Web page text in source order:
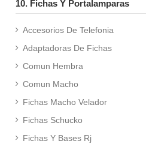
10. Fichas Y Portalamparas
Accesorios De Telefonia
Adaptadoras De Fichas
Comun Hembra
Comun Macho
Fichas Macho Velador
Fichas Schucko
Fichas Y Bases Rj